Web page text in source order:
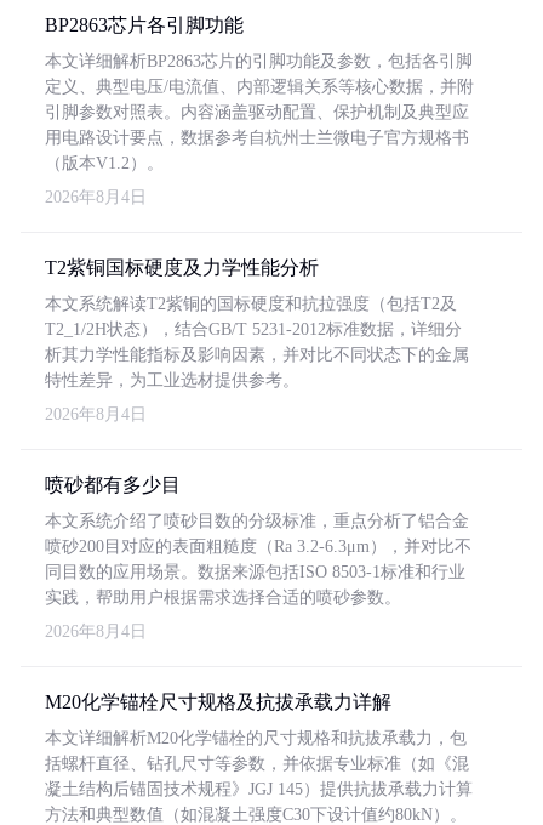
BP2863芯片各引脚功能
本文详细解析BP2863芯片的引脚功能及参数，包括各引脚
定义、典型电压/电流值、内部逻辑关系等核心数据，并附
引脚参数对照表。内容涵盖驱动配置、保护机制及典型应
用电路设计要点，数据参考自杭州士兰微电子官方规格书
（版本V1.2）。
2026年8月4日
T2紫铜国标硬度及力学性能分析
本文系统解读T2紫铜的国标硬度和抗拉强度（包括T2及
T2_1/2H状态），结合GB/T 5231-2012标准数据，详细分
析其力学性能指标及影响因素，并对比不同状态下的金属
特性差异，为工业选材提供参考。
2026年8月4日
喷砂都有多少目
本文系统介绍了喷砂目数的分级标准，重点分析了铝合金
喷砂200目对应的表面粗糙度（Ra 3.2-6.3μm），并对比不
同目数的应用场景。数据来源包括ISO 8503-1标准和行业
实践，帮助用户根据需求选择合适的喷砂参数。
2026年8月4日
M20化学锚栓尺寸规格及抗拔承载力详解
本文详细解析M20化学锚栓的尺寸规格和抗拔承载力，包
括螺杆直径、钻孔尺寸等参数，并依据专业标准（如《混
凝土结构后锚固技术规程》JGJ 145）提供抗拔承载力计算
方法和典型数值（如混凝土强度C30下设计值约80kN）。